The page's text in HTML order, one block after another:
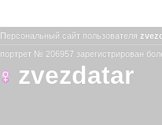
Персональный сайт пользователя
портрет № 206957 зарегистрирован
zvezdatar